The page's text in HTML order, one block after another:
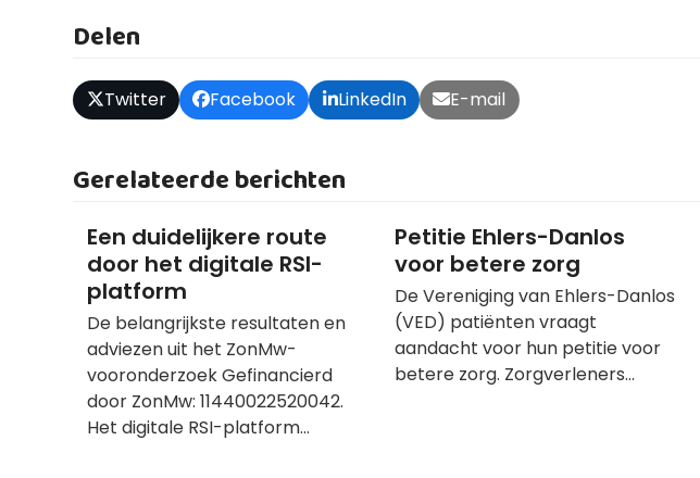
Delen
Twitter Facebook LinkedIn E-mail
Gerelateerde berichten
Een duidelijkere route
door het digitale RSI-
platform
De belangrijkste resultaten en
adviezen uit het ZonMw-
vooronderzoek Gefinancierd
door ZonMw: 11440022520042.
Het digitale RSI-platform…
Petitie Ehlers-Danlos
voor betere zorg
De Vereniging van Ehlers-Danlos
(VED) patiënten vraagt
aandacht voor hun petitie voor
betere zorg. Zorgverleners…